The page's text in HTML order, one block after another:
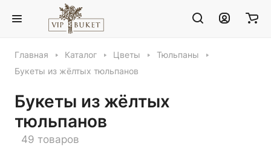
Главная Каталог Цветы
Тюльпаны
Букеты из жёлтых тюльпанов
Букеты из жёлтых
тюльпанов
49 товаров